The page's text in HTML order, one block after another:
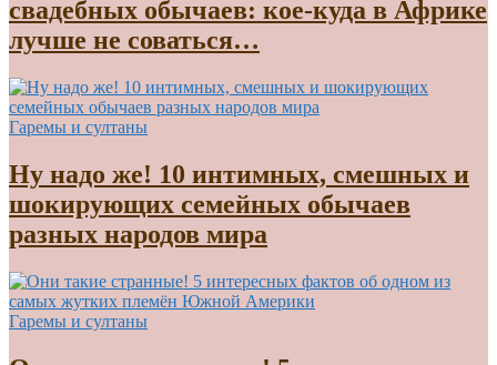
свадебных обычаев: кое-куда в Африке
лучше не соваться…
Гаремы и султаны
Ну надо же! 10 интимных, смешных и
шокирующих семейных обычаев
разных народов мира
Гаремы и султаны